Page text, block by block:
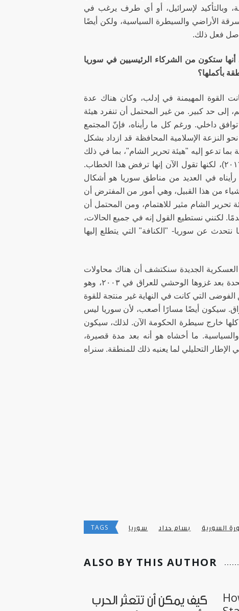
وبالتأكيد لإسرائيل، أو أي طرف يرغب في
الأراضي والسيطرة السياسية، ولكن أيضًا
فعل ذلك.
ستكون من الشركاء الرئيسيين في سوريا
بأكملها؟
القوة المهيمنة في إدلب، وكان هناك عدة
إلى حد كبير. من غير المحتمل أن تنفرد هيئة
داخلي. ورغم كل ما رأيناه، فإنّ المجتمع
النزعة الإسلامية المحافظة قد ازداد بشكل
تدعو إليه "هيئة تحرير الشام"، بما في ذلك
خطابها الذي كان إقصائياً في السنوات الأخيرة (مثلًا في ٢٠١٤، و٢٠١٥، و٢٠١٦)، لكنها تقول الآن إنها ترفض هذا الخطاب.
في العديد من مناطق سوريا هو أشكال
من هذا القبيل، وهي أمور من المفترض أن
تحرير الشام مثير للاهتمام، ومن المحتمل أن
لكنني نستطيع القول إنه في جميع الحالات،
عن سوريا- "الكنافة" التي يتطلع إليها
العسكرية الجديدة سنكتشف أن هناك محاولات
لتوسيع التحالف وربما أيضًا لتجنب الخطأ الفظيع الذي ارتكبته الولايات المتحدة بعد غزوها الوحشي للعراق في ٢٠٠٣، وهو
التي كانت في النهاية غير منتجة للقوة
سيكون أيضًا مسارًا أصعب، لأن سوريا ليس
كلها خارج سيطرة الحكومة الآن. لذلك، سيكون
والسياسية. ما أخشاه هو أنه بعد مدة قصيرة،
التحليلي لما يعنيه ذلك للمنطقة. سنراه
TAGS سوريا بسام حداد السورية
ALSO BY THIS AUTHOR
كيف يمكن أن تتعثر الحرب